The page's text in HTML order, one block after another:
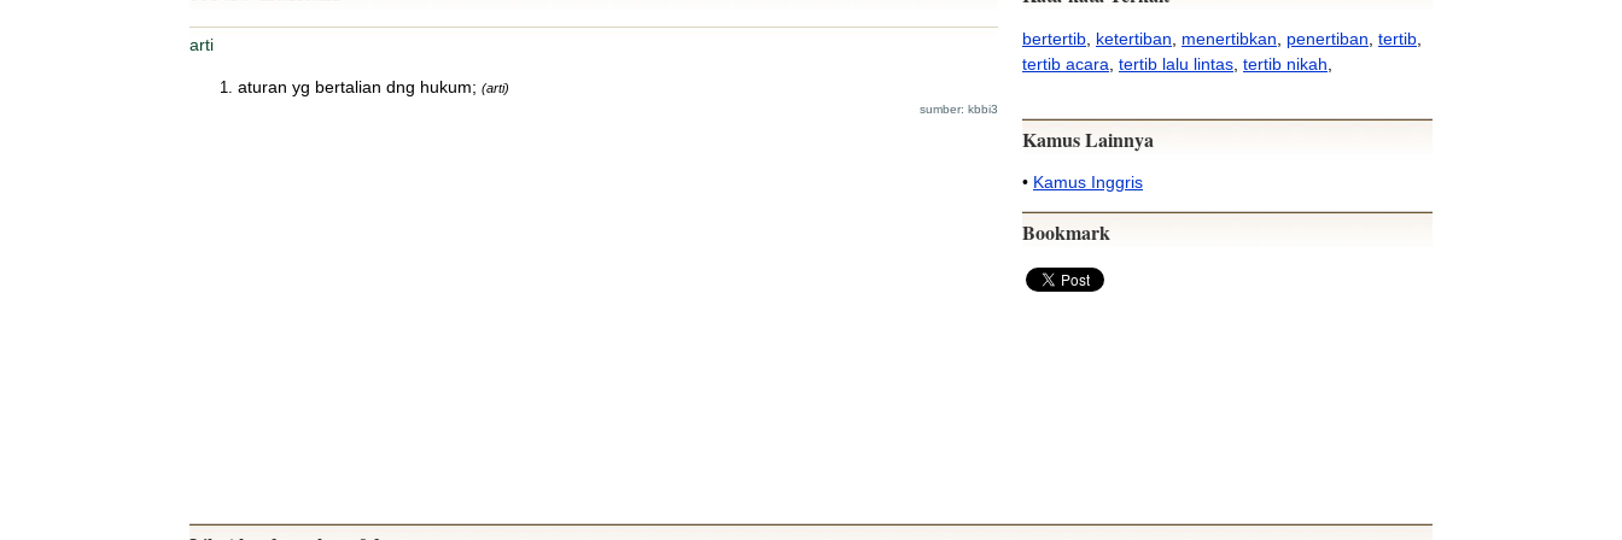
arti
aturan yg bertalian dng hukum; (arti)
sumber: kbbi3
bertertib ketertiban menertibkan penertiban tertib
tertib acara tertib lalu lintas tertib nikah
Kamus Lainnya
• Kamus Inggris
Bookmark